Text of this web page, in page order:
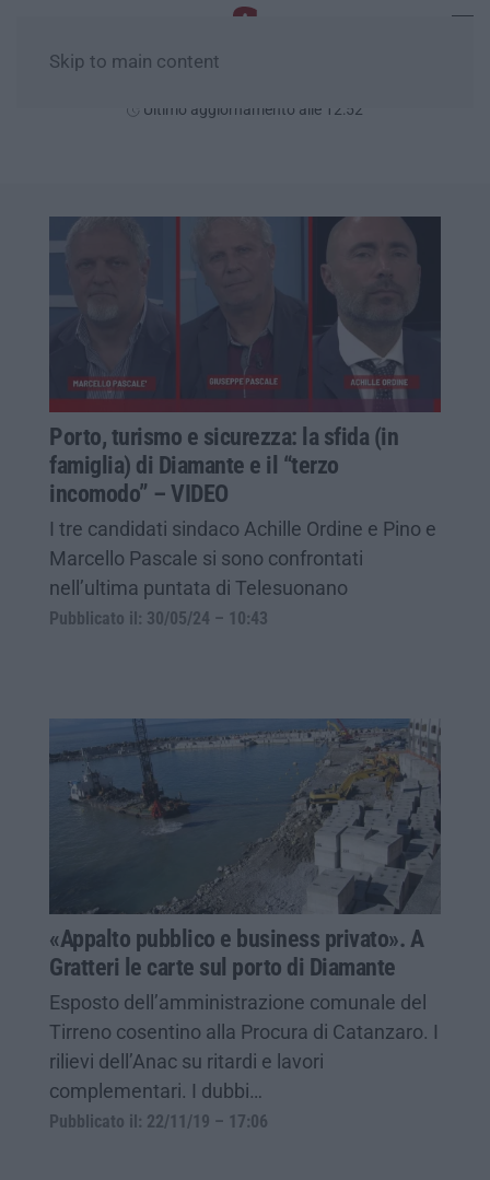
Skip to main content
Ultimo aggiornamento alle 12:52
Porto, turismo e sicurezza: la sfida (in
famiglia) di Diamante e il “terzo
incomodo” – VIDEO
I tre candidati sindaco Achille Ordine e Pino e
Marcello Pascale si sono confrontati
nell’ultima puntata di Telesuonano
Pubblicato il: 30/05/24 – 10:43
«Appalto pubblico e business privato». A
Gratteri le carte sul porto di Diamante
Esposto dell’amministrazione comunale del
Tirreno cosentino alla Procura di Catanzaro. I
rilievi dell’Anac su ritardi e lavori
complementari. I dubbi…
Pubblicato il: 22/11/19 – 17:06